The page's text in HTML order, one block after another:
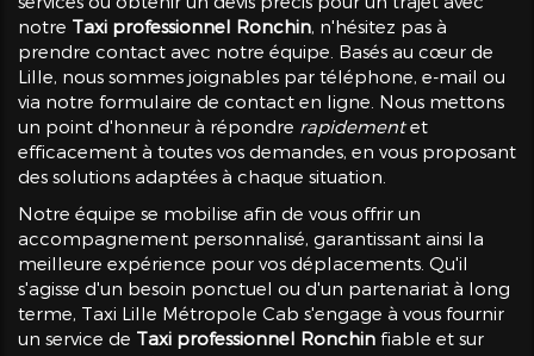
notre Taxi professionnel Ronchin, n'hésitez pas à
prendre contact avec notre équipe. Basés au cœur de
Lille, nous sommes joignables par téléphone, e-mail ou
via notre formulaire de contact en ligne. Nous mettons
un point d'honneur à répondre rapidementet
efficacement à toutes vos demandes, en vous proposant
des solutions adaptées à chaque situation.
Notre équipe se mobilise afin de vous offrir un
accompagnement personnalisé, garantissant ainsi la
meilleure expérience pour vos déplacements. Qu'il
s'agisse d'un besoin ponctuel ou d'un partenariat à long
terme, Taxi Lille Métropole Cab s'engage à vous fournir
un service de Taxi professionnel Ronchin fiable et sur